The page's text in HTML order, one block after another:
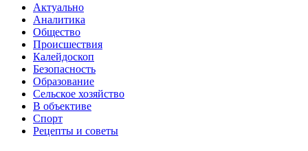
Актуально
Аналитика
Общество
Происшествия
Калейдоскоп
Безопасность
Образование
Сельское хозяйство
В объективе
Спорт
Рецепты и советы